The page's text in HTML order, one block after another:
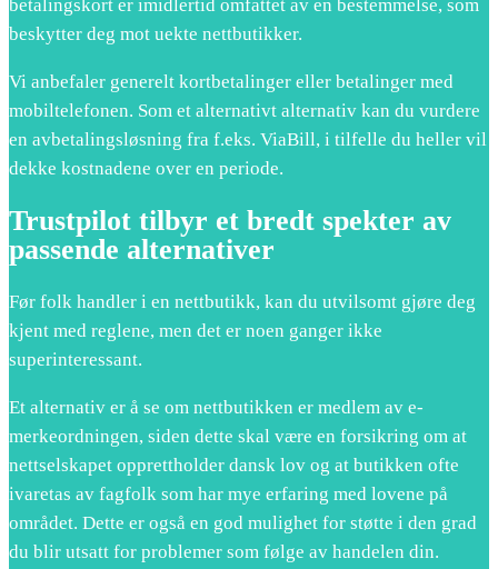
betalingskort er imidlertid omfattet av en bestemmelse, som
beskytter deg mot uekte nettbutikker.
Vi anbefaler generelt kortbetalinger eller betalinger med
mobiltelefonen. Som et alternativt alternativ kan du vurdere
en avbetalingsløsning fra f.eks. ViaBill, i tilfelle du heller vil
dekke kostnadene over en periode.
Trustpilot tilbyr et bredt spekter av
passende alternativer
Før folk handler i en nettbutikk, kan du utvilsomt gjøre deg
kjent med reglene, men det er noen ganger ikke
superinteressant.
Et alternativ er å se om nettbutikken er medlem av e-
merkeordningen, siden dette skal være en forsikring om at
nettselskapet opprettholder dansk lov og at butikken ofte
ivaretas av fagfolk som har mye erfaring med lovene på
området. Dette er også en god mulighet for støtte i den grad
du blir utsatt for problemer som følge av handelen din.